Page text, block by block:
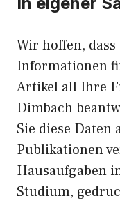
Wir hoffen,
Informationen
Artikel all Ihre
Dimbach
Sie diese
Publikationen
Hausaufgaben
Studium,